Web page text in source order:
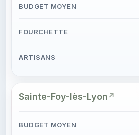
Sainte-Foy-lès-Lyon